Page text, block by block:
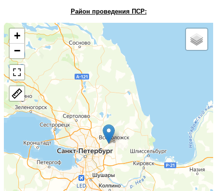
Район проведения ПСР:
+
−